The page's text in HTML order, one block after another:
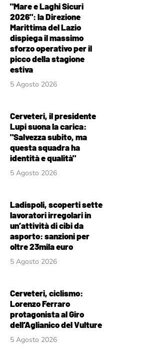
"Mare e Laghi Sicuri
2026": la Direzione
Marittima del Lazio
dispiega il massimo
sforzo operativo per il
picco della stagione
estiva
5 Agosto 2026
Cerveteri, il presidente
Lupi suona la carica:
"Salvezza subito, ma
questa squadra ha
identità e qualità"
5 Agosto 2026
Ladispoli, scoperti sette
lavoratori irregolari in
un’attività di cibi da
asporto: sanzioni per
oltre 23mila euro
5 Agosto 2026
Cerveteri, ciclismo:
Lorenzo Ferraro
protagonista al Giro
dell’Aglianico del Vulture
5 Agosto 2026